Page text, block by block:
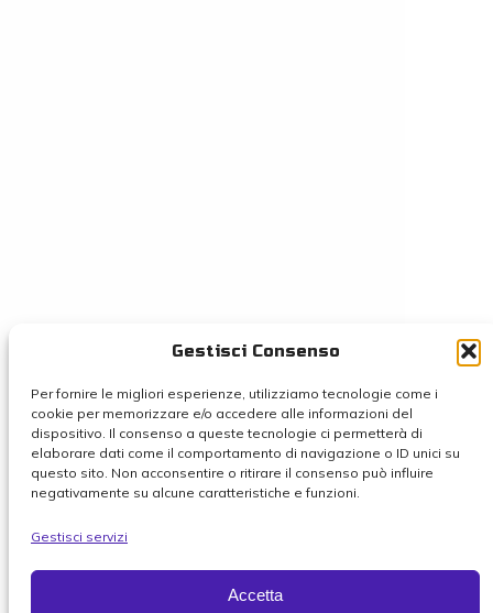
Gestisci Consenso
Per fornire le migliori esperienze, utilizziamo tecnologie come i
cookie per memorizzare e/o accedere alle informazioni del
dispositivo. Il consenso a queste tecnologie ci permetterà di
elaborare dati come il comportamento di navigazione o ID unici su
questo sito. Non acconsentire o ritirare il consenso può influire
negativamente su alcune caratteristiche e funzioni.
Gestisci servizi
Accetta